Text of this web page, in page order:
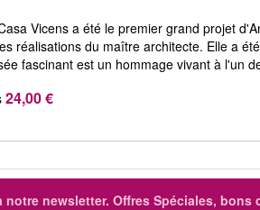
Vicens a été le premier grand projet
réalisations du maître architecte. Elle a
fascinant est un hommage vivant à l'un
24,00 €
notre newsletter. Offres Spéciales, bons